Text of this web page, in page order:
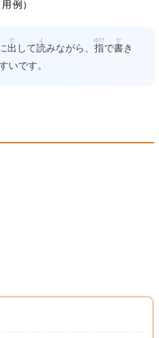
用例 ）
出
だ
して読
よ
みながら、 指
ゆび
で書
か
き
いです。